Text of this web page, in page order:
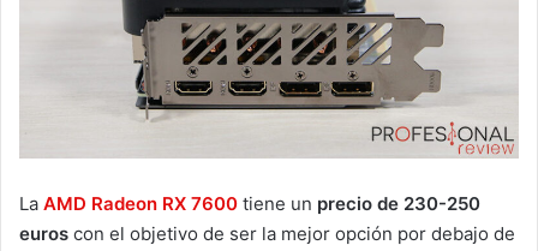
La AMD Radeon RX 7600 tiene un precio de 230-250
euros con el objetivo de ser la mejor opción por debajo de